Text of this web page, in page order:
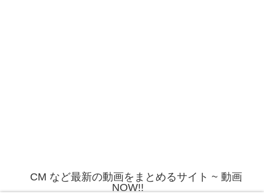
CM など最新の動画をまとめるサイト ~ 動画
NOW!!